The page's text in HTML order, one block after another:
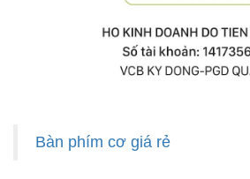
Bàn phím cơ giá rẻ